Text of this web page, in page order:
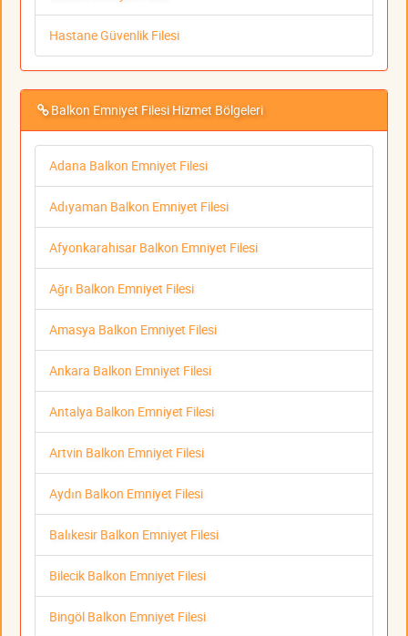
Hastane Güvenlik Filesi
Balkon Emniyet Filesi Hizmet Bölgeleri
Adana Balkon Emniyet Filesi
Adıyaman Balkon Emniyet Filesi
Afyonkarahisar Balkon Emniyet Filesi
Ağrı Balkon Emniyet Filesi
Amasya Balkon Emniyet Filesi
Ankara Balkon Emniyet Filesi
Antalya Balkon Emniyet Filesi
Artvin Balkon Emniyet Filesi
Aydın Balkon Emniyet Filesi
Balıkesir Balkon Emniyet Filesi
Bilecik Balkon Emniyet Filesi
Bingöl Balkon Emniyet Filesi